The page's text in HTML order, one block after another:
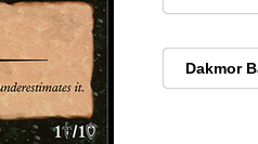
Dakmor